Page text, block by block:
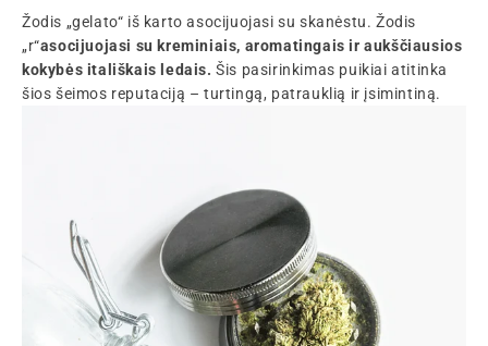
Žodis „gelato“ iš karto asocijuojasi su skanėstu. Žodis
„r“asocijuojasi su kreminiais, aromatingais ir aukščiausios
kokybės itališkais ledais.Šis pasirinkimas puikiai atitinka
šios šeimos reputaciją – turtingą, patrauklią ir įsimintiną.